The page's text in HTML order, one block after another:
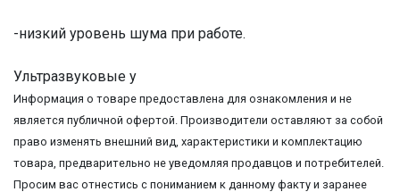
-низкий уровень шума при работе.
Ультразвуковые у
Информация о товаре предоставлена для ознакомления и не
является публичной офертой. Производители оставляют за собой
право изменять внешний вид, характеристики и комплектацию
товара, предварительно не уведомляя продавцов и потребителей.
Просим вас отнестись с пониманием к данному факту и заранее